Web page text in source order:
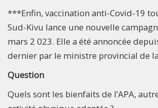
***Enfin, vaccination anti-Covid-19
Sud-Kivu lance une nouvelle
mars 2 023. Elle a été annoncée
dernier par le ministre provincial de
Question
Quels sont les bienfaits de l’APA,